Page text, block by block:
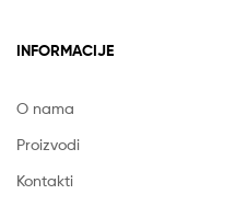
INFORMACIJE
O nama
Proizvodi
Kontakti